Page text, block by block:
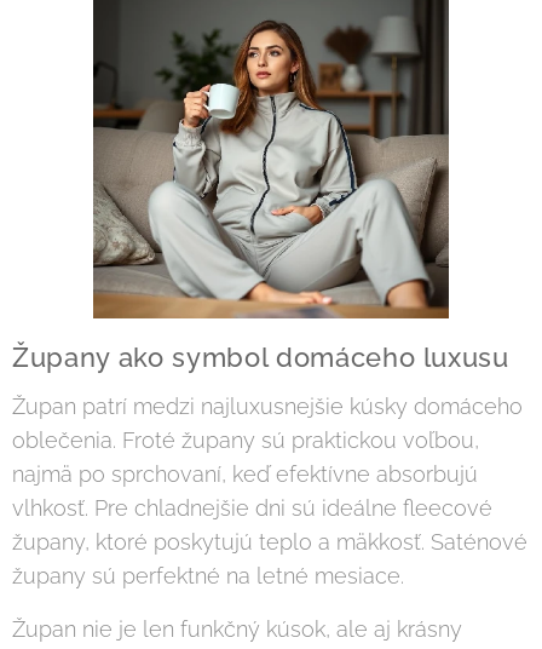
Župany ako symbol domáceho luxusu
Župan patrí medzi najluxusnejšie kúsky domáceho
oblečenia. Froté župany sú praktickou voľbou,
najmä po sprchovaní, keď efektívne absorbujú
vlhkosť. Pre chladnejšie dni sú ideálne fleecové
župany, ktoré poskytujú teplo a mäkkosť. Saténové
župany sú perfektné na letné mesiace.
Župan nie je len funkčný kúsok, ale aj krásny